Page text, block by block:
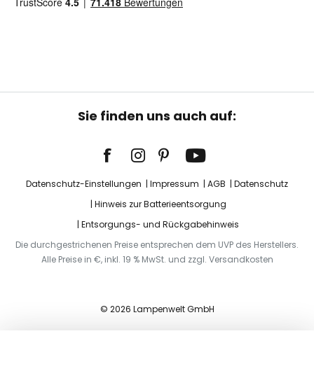
Sie finden uns auch auf:
Datenschutz-Einstellungen Impressum AGB
Datenschutz
Hinweis zur Batterieentsorgung
Entsorgungs- und Rückgabehinweis
Die durchgestrichenen Preise entsprechen dem UVP des Herstellers.
Alle Preise in €, inkl. 19 % MwSt. und zzgl. Versandkosten
© 2026 Lampenwelt GmbH